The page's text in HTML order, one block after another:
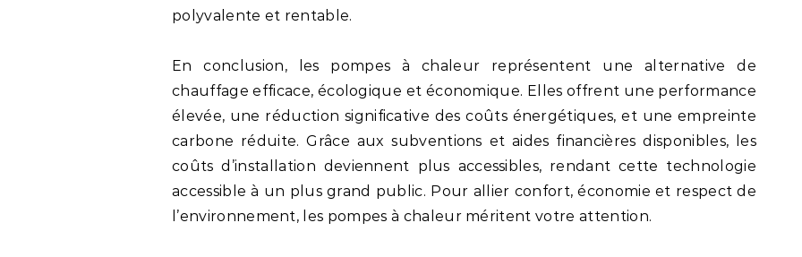
polyvalente et rentable.
En conclusion, les pompes à chaleur représentent une alternative de
chauffage efficace, écologique et économique. Elles offrent une performance
élevée, une réduction significative des coûts énergétiques, et une empreinte
carbone réduite. Grâce aux subventions et aides financières disponibles, les
coûts d’installation deviennent plus accessibles, rendant cette technologie
accessible à un plus grand public. Pour allier confort, économie et respect de
l’environnement, les pompes à chaleur méritent votre attention.